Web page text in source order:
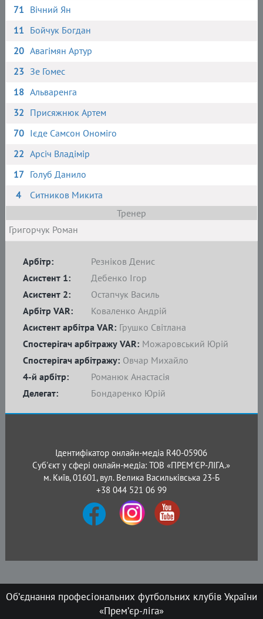
71 Вічний Ян
11 Бойчук Богдан
20 Авагімян Артур
23 Зе Гомес
18 Альваренга
32 Присяжнюк Артем
70 Ієде Самсон Ономіго
22 Арсіч Владімір
17 Голуб Данило
4
Ситников Микита
Тренер
Григорчук Роман
Арбітр:
Резніков Денис
Асистент 1:
Дебенко Ігор
Асистент 2:
Остапчук Василь
4-й арбітр:
Романюк Анастасія
Делегат:
Бондаренко Юрій
Спостерігач арбітражу: Овчар Михайло
Арбітр VAR:
Коваленко Андрій
Асистент арбітра VAR: Грушко Світлана
Спостерігач арбітражу VAR: Можаровський Юрій
Ідентифікатор онлайн-медіа R40-05906
Суб'єкт у сфері онлайн-медіа: ТОВ «ПРЕМ’ЄР-ЛІГА.»
м. Київ, 01601, вул. Велика Васильківська 23-Б
+38 044 521 06 99
Об’єднання професіональних футбольних клубів України
«Прем’єр-ліга»